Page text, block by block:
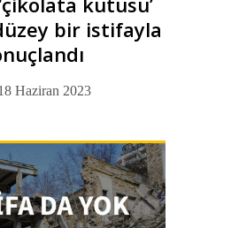
bir istifayla
Haziran 2023